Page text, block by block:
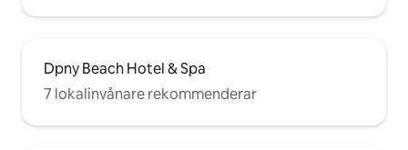
Dpny Beach Hotel & Spa
7 lokalinvånare rekommenderar